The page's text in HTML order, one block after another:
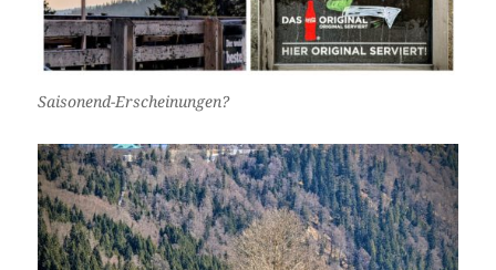
Saisonend-Erscheinungen?